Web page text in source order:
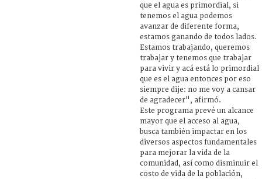
que el agua es primordial, si
tenemos el agua podemos
avanzar de diferente forma,
estamos ganando de todos lados.
Estamos trabajando, queremos
trabajar y tenemos que trabajar
para vivir y acá está lo primordial
que es el agua entonces por eso
siempre dije: no me voy a cansar
de agradecer", afirmó.
Este programa prevé un alcance
mayor que el acceso al agua,
busca también impactar en los
diversos aspectos fundamentales
para mejorar la vida de la
comunidad, así como disminuir el
costo de vida de la población,